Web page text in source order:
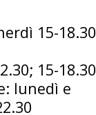
15-18.30
15-18.30
lunedì e